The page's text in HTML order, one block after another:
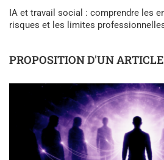
IA et travail social : comprendre les
risques et les limites
PROPOSITION D'UN ARTICLE